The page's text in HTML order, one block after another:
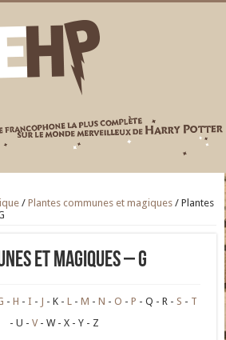
/ Plantes communes et magiques / Plantes
et magiques – G
H I J K L M N O P Q R S
T
U
V W X Y Z